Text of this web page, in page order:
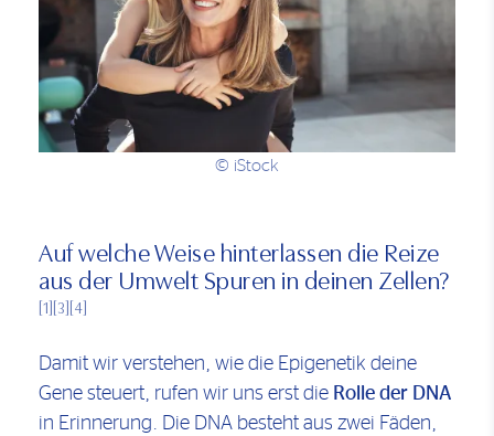
© iStock
Auf welche Weise hinterlassen die Reize
aus der Umwelt Spuren in deinen Zellen?
[1] [3] [4]
Damit wir verstehen, wie die Epigenetik deine
Gene steuert, rufen wir uns erst die Rolle der DNA
in Erinnerung. Die DNA besteht aus zwei Fäden,